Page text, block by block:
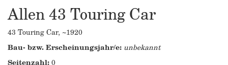
Allen 43 Touring Car
43 Touring Car, ~1920
Bau- bzw. Erscheinungsjahr/e: unbekannt
Seitenzahl:0